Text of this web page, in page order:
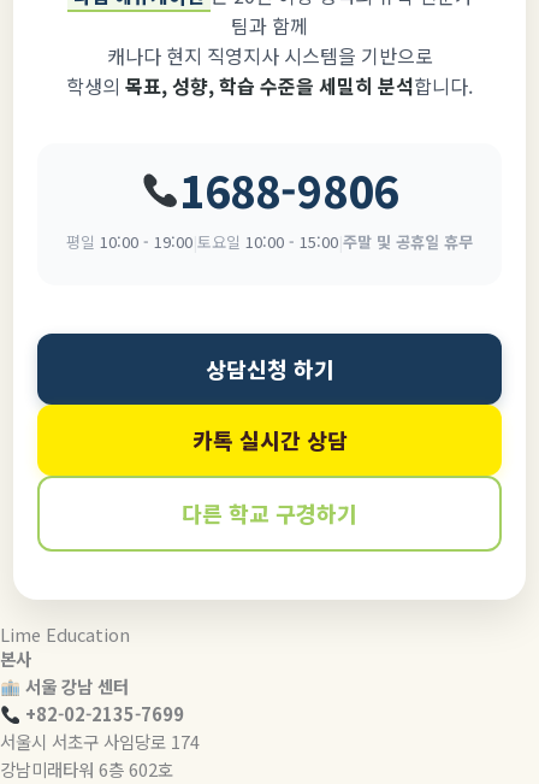
팀과 함께
캐나다 현지 직영지사 시스템을 기반으로
학생의 목표, 성향, 학습 수준을 세밀히 분석합니다.
1688-9806
평일 10:00 - 19:00 토요일 10:00 - 15:00 주말 및 공휴일 휴무
상담신청 하기
카톡 실시간 상담
다른 학교 구경하기
Lime Education
본사
서울 강남 센터
+82-02-2135-7699
서울시 서초구 사임당로 174
강남미래타워 6층 602호